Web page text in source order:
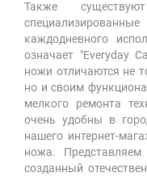
Также
каждодневного
означает "Everyday
ножи отличаются не
но и своим
мелкого ремонта
очень удобны в
нашего интернет-
ножа.
созданный